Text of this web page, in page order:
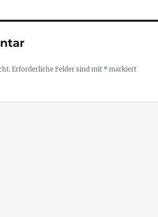
Erforderliche Felder sind mit *markiert